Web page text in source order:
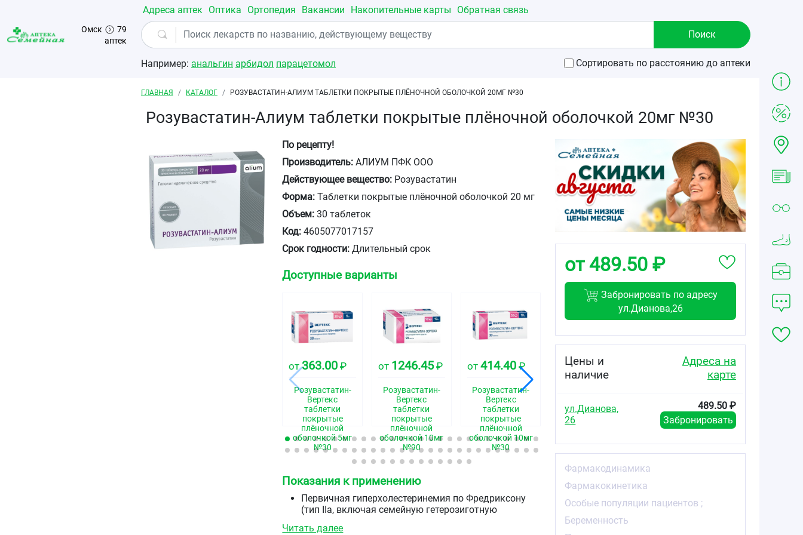
Перейти к основному содержанию
Омск
79
аптек
Адреса аптек Оптика Ортопедия Вакансии Накопительные карты Обратная связь
Например: анальгин арбидол парацетомол Сортировать по расстоянию до аптеки
Строка навигации
ГЛАВНАЯ КАТАЛОГ РОЗУВАСТАТИН-АЛИУМ ТАБЛЕТКИ ПОКРЫТЫЕ ПЛЁНОЧНОЙ ОБОЛОЧКОЙ 20МГ №30
Розувастатин-Алиум таблетки покрытые плёночной оболочкой 20мг №30
По рецепту!
Производитель: АЛИУМ ПФК ООО
Действующее вещество: Розувастатин
Форма: Таблетки покрытые плёночной оболочкой 20 мг
Объем: 30 таблеток
Код: 4605077017157
Срок годности: Длительный срок
Доступные варианты
от363.00 ₽
Розувастатин-
Вертекс
таблетки
покрытые
плёночной
оболочкой 5мг
№30
от 1246.45₽
Розувастатин-
Вертекс
таблетки
покрытые
плёночной
оболочкой 10мг
№90
от414.40 ₽
Розувастатин-
Вертекс
таблетки
покрытые
плёночной
оболочкой 10мг
№30
от797.63
таблетки
покрытые
№30
1583.40₽
таблетки
покрытые
плёночной
№90
от
Показания к применению
Первичная гиперхолестеринемия по Фредриксону
(тип IIa, включая семейную гетерозиготную
гиперхолестеринемия (тип IIb) в качестве
Читать далее
от 489.50 ₽
Забронировать по адресу
ул.Дианова,26
Цены и
наличие
Адреса на
карте
ул.Дианова,
26
489.50 ₽
Забронировать
Фармакодинамика
Фармакокинетика
Особые популяции пациентов ;
Беременность